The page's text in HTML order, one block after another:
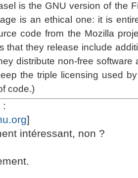
is the GNU version of the
is an ethical one: it is
code from the Mozilla
that they release include
distribute non-free software
the triple licensing used
code.)
:
]
intéressant, non ?